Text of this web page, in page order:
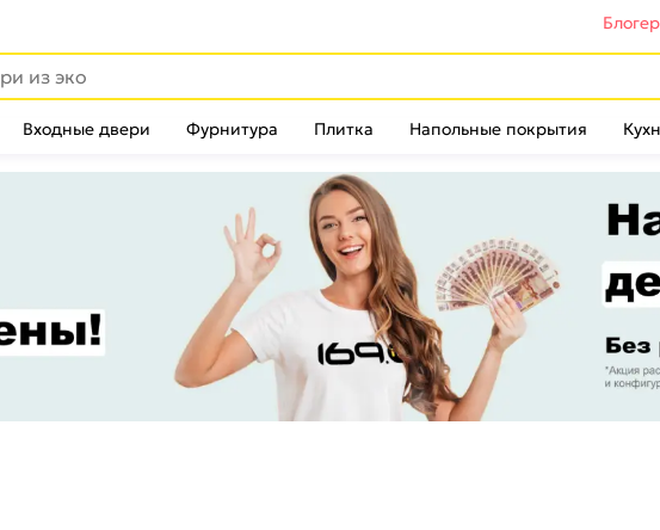
Входные двери Фурнитура Плитка Напольные покрытия